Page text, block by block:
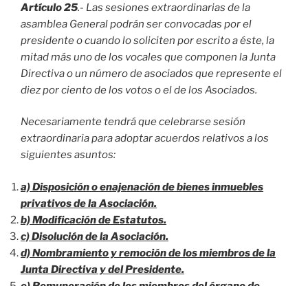
Artículo 25.- Las sesiones extraordinarias de la
asamblea General podrán ser convocadas por el
presidente o cuando lo soliciten por escrito a éste, la
mitad más uno de los vocales que componen la Junta
Directiva o un número de asociados que represente el
diez por ciento de los votos o el de los Asociados.
Necesariamente tendrá que celebrarse sesión
extraordinaria para adoptar acuerdos relativos a los
siguientes asuntos:
a) Disposición o enajenación de bienes inmuebles
privativos de la Asociación.
b) Modificación de Estatutos.
c) Disolución de la Asociación.
d) Nombramiento y remoción de los miembros de la
Junta Directiva y del Presidente.